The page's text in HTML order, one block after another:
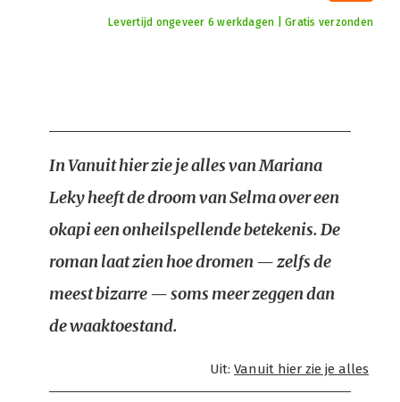
Levertijd ongeveer 6 werkdagen | Gratis verzonden
In Vanuit hier zie je alles van Mariana
Leky heeft de droom van Selma over een
okapi een onheilspellende betekenis. De
roman laat zien hoe dromen — zelfs de
meest bizarre — soms meer zeggen dan
de waaktoestand.
Uit: Vanuit hier zie je alles